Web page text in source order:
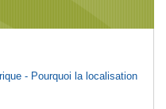
- Pourquoi la localisation